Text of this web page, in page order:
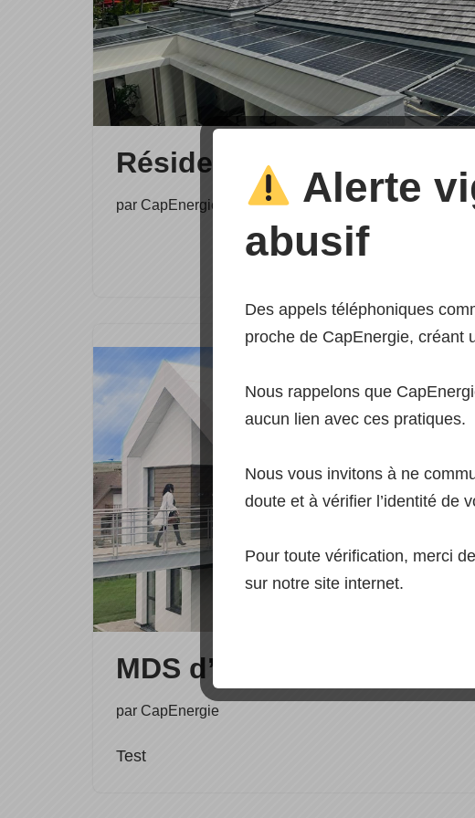
Résidentiel à Saint
par CapEnergie
MDS d’Outreau
par CapEnergie
Test
Alerte
abusif
Des appels téléphoniques
proche de CapEnergie, créant
Nous rappelons que
aucun lien avec ces pratiques.
Nous vous invitons à ne
doute et à vérifier l’identité de
Pour toute vérification, merci
sur notre site internet.